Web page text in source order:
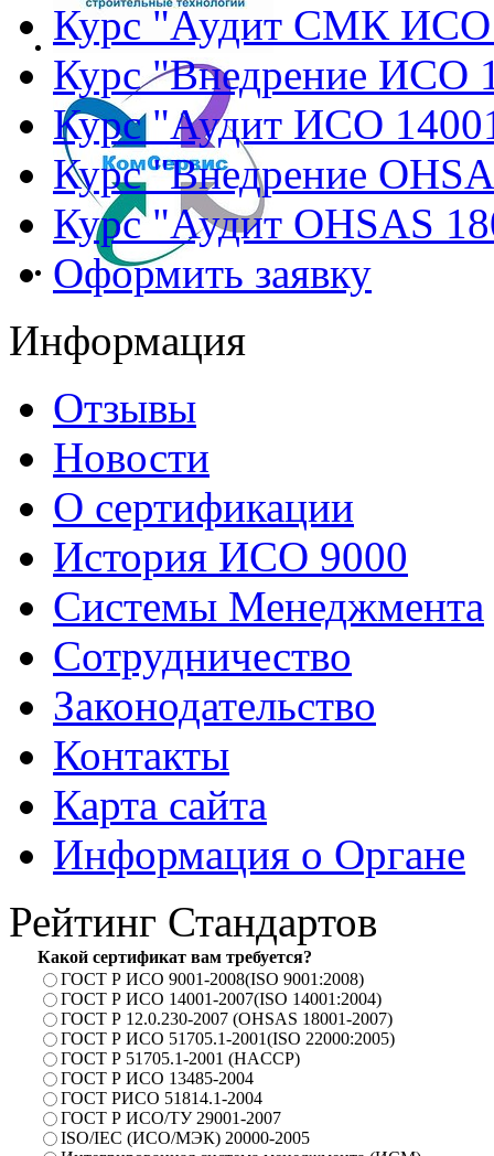
Курс "Аудит СМК ИСО
Курс "Внедрение ИСО
Курс "Аудит ИСО
Курс "Внедрение
Курс "Аудит OHSAS
Оформить заявку
Информация
Отзывы
Новости
О сертификации
История ИСО 9000
Системы Менеджмента
Сотрудничество
Законодательство
Контакты
Карта сайта
Информация о Органе
Рейтинг Стандартов
Какой сертификат вам требуется?
ГОСТ Р ИСО 9001-2008(ISO 9001:2008)
ГОСТ Р ИСО 14001-2007(ISO 14001:2004)
ГОСТ Р 12.0.230-2007 (OHSAS 18001-2007)
ГОСТ Р ИСО 51705.1-2001(ISO 22000:2005)
ГОСТ Р 51705.1-2001 (HACCP)
ГОСТ Р ИСО 13485-2004
ГОСТ РИСО 51814.1-2004
ГОСТ Р ИСО/ТУ 29001-2007
ISO/IEC (ИСО/МЭК) 20000-2005